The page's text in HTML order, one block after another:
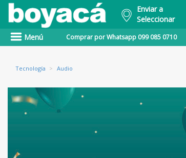
Enviar a
Seleccionar
Menú Comprar por Whatsapp 099 085 0710
Tecnología > Audio